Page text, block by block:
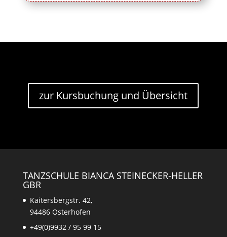
zur Kursbuchung und Übersicht
TANZSCHULE BIANCA STEINECKER-HELLER
GBR
Kaitersbergstr. 42,
94486 Osterhofen
+49(0)9932 / 95 99 15